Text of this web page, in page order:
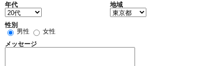
年代 地域
性別
男性
女性
メッセージ